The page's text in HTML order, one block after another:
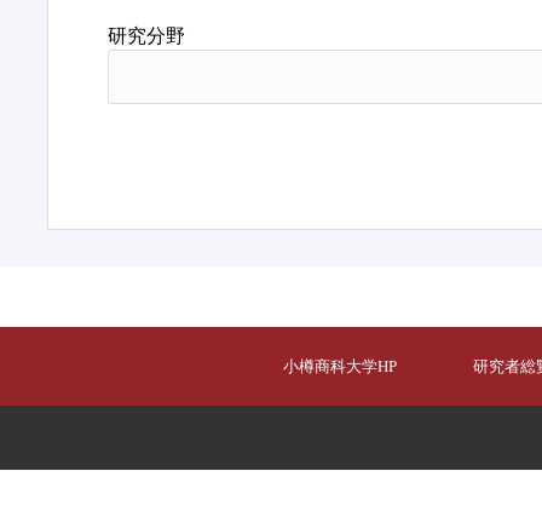
研究分野
小樽商科大学HP 研究者総